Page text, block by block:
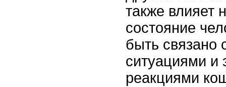
также влияет
состояние
быть связано
ситуациями
реакциями